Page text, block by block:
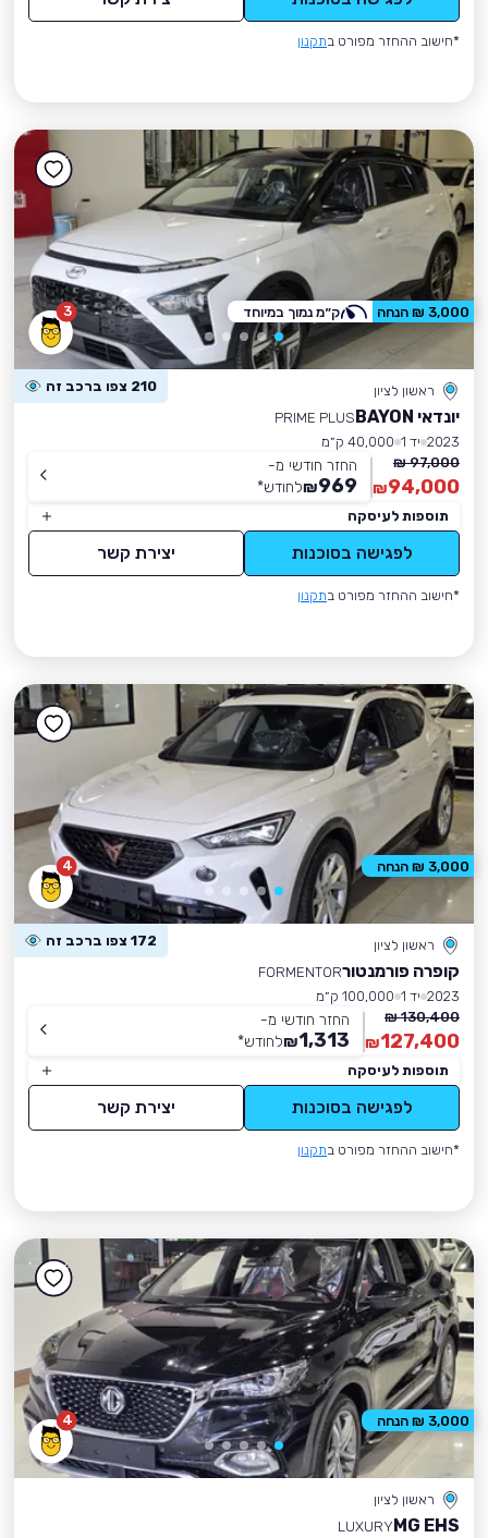
*חישוב ההחזר מפורט בתקנון
3
ראשון לציון 210 צפו ברכב זה
יונדאי BAYON
PRIME PLUS
2023 יד 1
40,000 ק״מ
97,000 ₪
94,000
₪
החזר חודשי מ-
969
₪לחודש*
תוספות לעיסקה
לפגישה בסוכנות יצירת קשר
*חישוב ההחזר מפורט בתקנון
3,000 ₪ הנחה ק״מ נמוך במיוחד
4
ראשון לציון 172 צפו ברכב זה
קופרה פורמנטורFORMENTOR
2023 יד 1
100,000 ק״מ
130,400 ₪
127,400
₪
החזר חודשי מ-
1,313
₪לחודש*
תוספות לעיסקה
לפגישה בסוכנות יצירת קשר
*חישוב ההחזר מפורט בתקנון
3,000 ₪ הנחה
4
ראשון לציון
MG EHS
LUXURY
3,000 ₪ הנחה